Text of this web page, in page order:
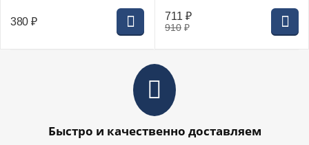
380 ₽ 910 ₽
711 ₽
Быстро и качественно доставляем